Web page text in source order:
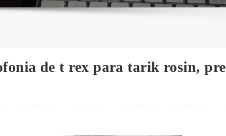
de t rex para tarik rosin,